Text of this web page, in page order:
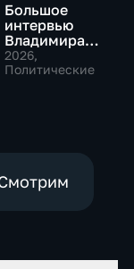
Большое
интервью
Владимира
Соловьева
Роджеру
2026,
Политические